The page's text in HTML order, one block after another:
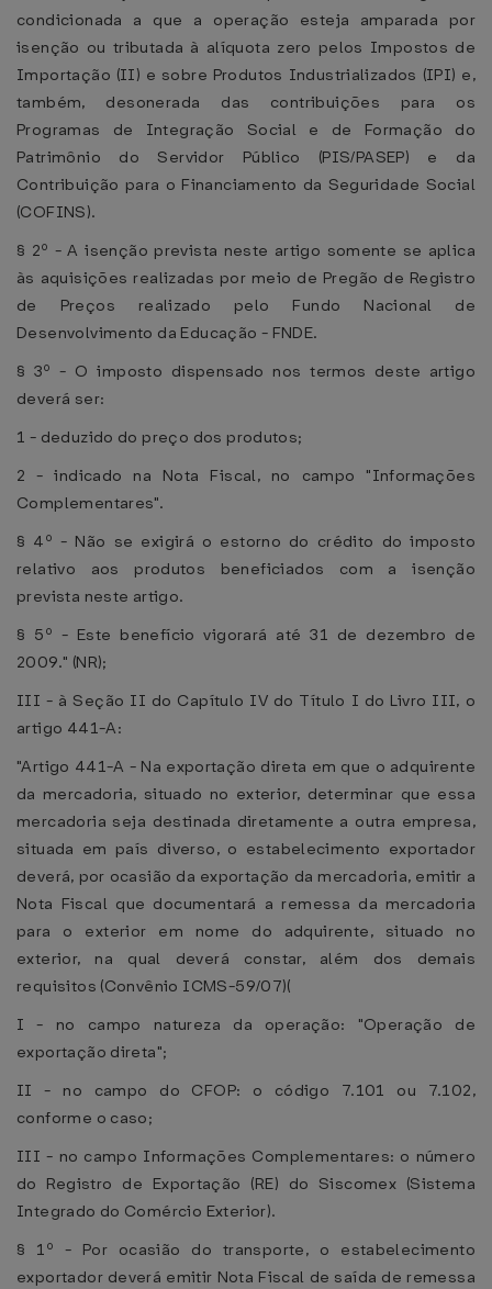
condicionada a que a operação esteja amparada por
isenção ou tributada à alíquota zero pelos Impostos de
Importação (II) e sobre Produtos Industrializados (IPI) e,
também, desonerada das contribuições para os
Programas de Integração Social e de Formação do
Patrimônio do Servidor Público (PIS/PASEP) e da
Contribuição para o Financiamento da Seguridade Social
(COFINS).
§ 2º - A isenção prevista neste artigo somente se aplica
às aquisições realizadas por meio de Pregão de Registro
de Preços realizado pelo Fundo Nacional de
Desenvolvimento da Educação - FNDE.
§ 3º - O imposto dispensado nos termos deste artigo
deverá ser:
1 - deduzido do preço dos produtos;
2 - indicado na Nota Fiscal, no campo "Informações
Complementares".
§ 4º - Não se exigirá o estorno do crédito do imposto
relativo aos produtos beneficiados com a isenção
prevista neste artigo.
§ 5º - Este benefício vigorará até 31 de dezembro de
2009." (NR);
III - à Seção II do Capítulo IV do Título I do Livro III, o
artigo 441-A:
"Artigo 441-A - Na exportação direta em que o adquirente
da mercadoria, situado no exterior, determinar que essa
mercadoria seja destinada diretamente a outra empresa,
situada em país diverso, o estabelecimento exportador
deverá, por ocasião da exportação da mercadoria, emitir a
Nota Fiscal que documentará a remessa da mercadoria
para o exterior em nome do adquirente, situado no
exterior, na qual deverá constar, além dos demais
requisitos (Convênio ICMS-59/07)(
I - no campo natureza da operação: "Operação de
exportação direta";
II - no campo do CFOP: o código 7.101 ou 7.102,
conforme o caso;
III - no campo Informações Complementares: o número
do Registro de Exportação (RE) do Siscomex (Sistema
Integrado do Comércio Exterior).
§ 1º - Por ocasião do transporte, o estabelecimento
exportador deverá emitir Nota Fiscal de saída de remessa